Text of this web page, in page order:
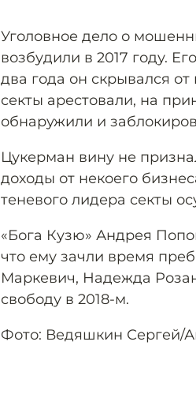
Уголовное дело о
возбудили в 2017 году.
два года он скрывался
секты арестовали, на
обнаружили и
Цукерман вину не
доходы от некоего
теневого лидера секты
«Бога Кузю» Андрея
что ему зачли время
Маркевич, Надежда
свободу в 2018-м.
Фото: Ведяшкин Сергей/